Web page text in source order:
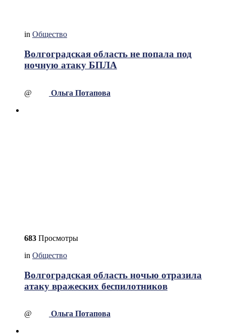
in Общество
Волгоградская область не попала под
ночную атаку БПЛА
@ Ольга Потапова
683 Просмотры
in Общество
Волгоградская область ночью отразила
атаку вражеских беспилотников
@ Ольга Потапова